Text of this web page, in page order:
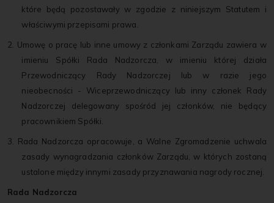
które będą pozostawały w zgodzie z niniejszym Statutem i
właściwymi przepisami prawa.
2. Umowę o pracę lub inne umowy z członkami Zarządu zawiera w
imieniu Spółki Rada Nadzorcza, w imieniu której działa
Przewodniczący Rady Nadzorczej lub w razie jego
nieobecności - Wiceprzewodniczący lub inny członek Rady
Nadzorczej delegowany spośród jej członków, nie będący
pracownikiem Spółki.
3. Rada Nadzorcza opracowuje, a Walne Zgromadzenie uchwala
zasady wynagradzania członków Zarządu, w których zostaną
ustalone między innymi zasady przyznawania nagrody rocznej.
Rada Nadzorcza